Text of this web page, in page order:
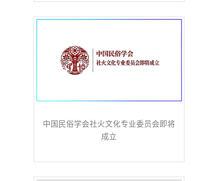
中国民俗学会社火文化专业委员会即将
成立